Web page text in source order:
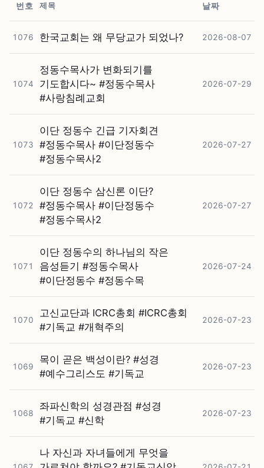
번호 제목 날짜
1076 한국교회는 왜 무당교가 되었나? 2026-08-07
1074
정동수목사가 변화되기를
기도합시다~ #⁠정동수목사
#⁠사랑침례교회
2026-07-29
1073
이단 정동수 긴급 기자회견
#⁠정동수목사 #⁠이단정동수
#⁠정동수목사2
2026-07-27
1072
이단 정동수 삼신론 이단?
#⁠정동수목사 #⁠이단정동수
#⁠정동수목사2
2026-07-27
1071
이단 정동수의 하나님의 작은
음성듣기 #⁠정동수목사
#⁠이단정동수 #⁠정동수목
2026-07-24
1070
고신교단과 ICRC총회 #⁠ICRC총회
#⁠기독교 #⁠개혁주의
2026-07-23
1069
목이 곧은 백성이란? #⁠성경
#⁠예수그리스도 #⁠기독교
2026-07-23
1068
좌파신학의 성경관점 #⁠성경
#⁠기독교 #⁠신학
2026-07-23
나 자신과 자녀들에게 무엇을